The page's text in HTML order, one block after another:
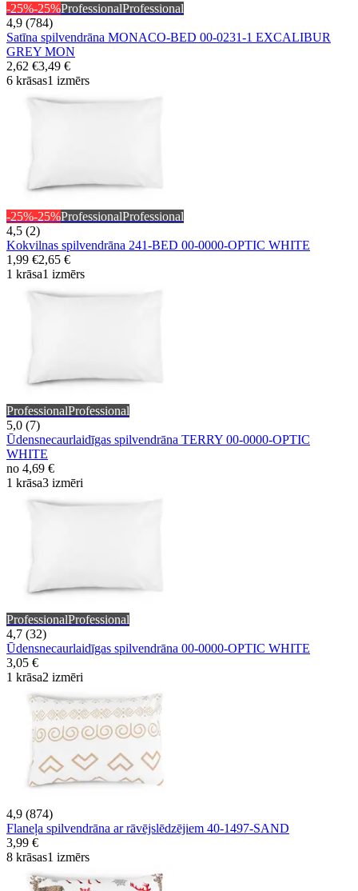
-25%-25%ProfessionalProfessional
4,9 (784)
Satīna spilvendrāna MONACO-BED 00-0231-1 EXCALIBUR
GREY MON
2,62 €3,49 €
6 krāsas1 izmērs
-25%-25%ProfessionalProfessional
4,5 (2)
Kokvilnas spilvendrāna 241-BED 00-0000-OPTIC WHITE
1,99 €2,65 €
1 krāsa1 izmērs
ProfessionalProfessional
5,0 (7)
Ūdensnecaurlaidīgas spilvendrāna TERRY 00-0000-OPTIC
WHITE
no 4,69 €
1 krāsa3 izmēri
ProfessionalProfessional
4,7 (32)
Ūdensnecaurlaidīgas spilvendrāna 00-0000-OPTIC WHITE
3,05 €
1 krāsa2 izmēri
4,9 (874)
Flaneļa spilvendrāna ar rāvējslēdzējiem 40-1497-SAND
3,99 €
8 krāsas1 izmērs